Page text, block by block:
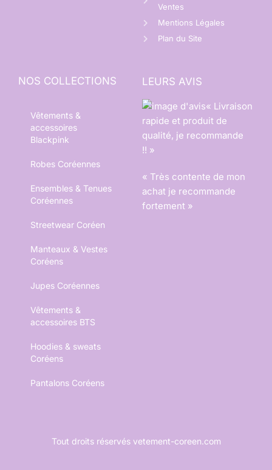
Ventes
Mentions Légales
Plan du Site
NOS COLLECTIONS
Vêtements &
accessoires
Blackpink
Robes Coréennes
Ensembles & Tenues
Coréennes
Streetwear Coréen
Manteaux & Vestes
Coréens
Jupes Coréennes
Vêtements &
accessoires BTS
Hoodies & sweats
Coréens
Pantalons Coréens
LEURS AVIS
« Livraison
rapide et produit de
qualité, je recommande
!! »
« Très contente de mon
achat je recommande
fortement »
Tout droits réservés vetement-coreen.com